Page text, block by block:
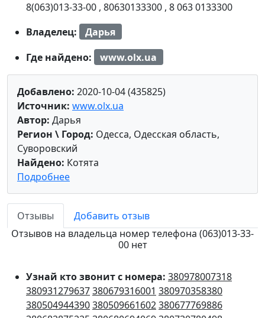
8(063)013-33-00 , 80630133300 , 8 063 0133300
Владелец:
Дарья
Где найдено:
www.olx.ua
Добавлено: 2020-10-04 (435825)
Источник: www.olx.ua
Автор: Дарья
Регион \ Город: Одесса, Одесская область,
Суворовский
Найдено: Котята
Подробнее
Отзывы
Добавить отзыв
Отзывов на владельца номер телефона (063)013-33-
00 нет
Узнай кто звонит с номера: 380978007318
380931279637380679316001 380970358380
380504944390380509661602380677769886